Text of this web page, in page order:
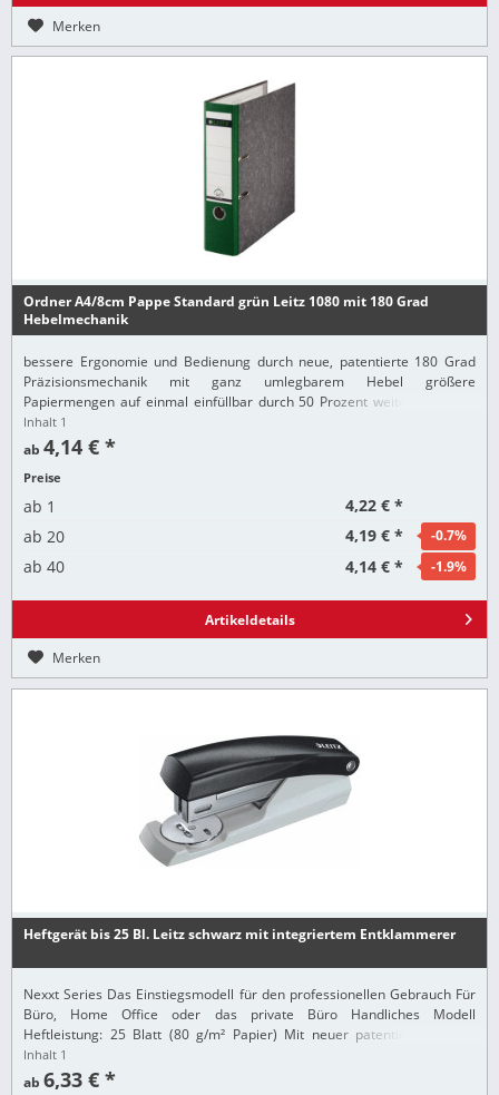
Merken
Ordner A4/8cm Pappe Standard grün Leitz 1080 mit 180 Grad
Hebelmechanik
bessere Ergonomie und Bedienung durch neue, patentierte 180 Grad
Präzisionsmechanik mit ganz umlegbarem Hebel größere
Papiermengen auf einmal einfüllbar durch 50 Prozent weitere Öffnung
Ablage auch auf der linken Seite möglich
Inhalt 1
ab4,14 € *
Preise
ab 1
4,22 € *
ab 20 4,19 € * -0.7%
ab 40 4,14 € * -1.9%
Artikeldetails
Merken
Heftgerät bis 25 Bl. Leitz schwarz mit integriertem Entklammerer
Nexxt Series Das Einstiegsmodell für den professionellen Gebrauch Für
Büro, Home Office oder das private Büro Handliches Modell
Heftleistung: 25 Blatt (80 g/m² Papier) Mit neuer patentierter Direct
Impact Technology für perfektes und...
Inhalt 1
ab6,33 € *